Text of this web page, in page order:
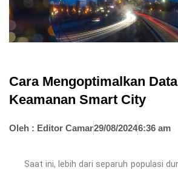
Cara Mengoptimalkan
Keamanan Smart City
Oleh : Editor Camar29/08/20246:36 am
Saat ini, lebih dari separuh populasi